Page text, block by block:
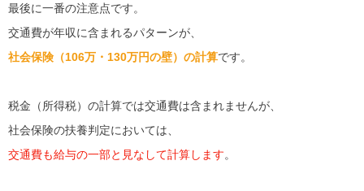
最後に一番の注意点です。
交通費が年収に含まれるパターンが、
社会保険（106万・130万円の壁）の計算です。
税金（所得税）の計算では交通費は含まれませんが、
社会保険の扶養判定においては、
交通費も給与の一部と見なして計算します。